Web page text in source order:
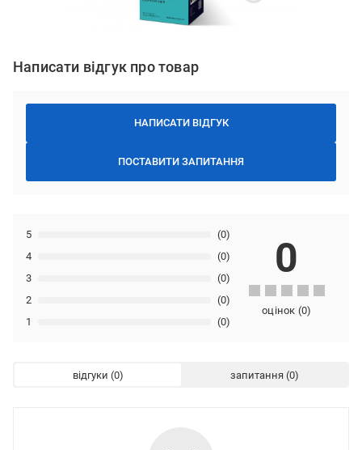
Написати відгук про товар
НАПИСАТИ ВІДГУК
ПОСТАВИТИ ЗАПИТАННЯ
1 (0)
2 (0)
3 (0)
4 (0)
5 (0)
0
оцінок (0)
відгуки запитання